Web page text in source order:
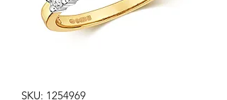
SKU: 1254969